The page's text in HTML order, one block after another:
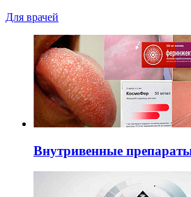
Для врачей
Внутривенные